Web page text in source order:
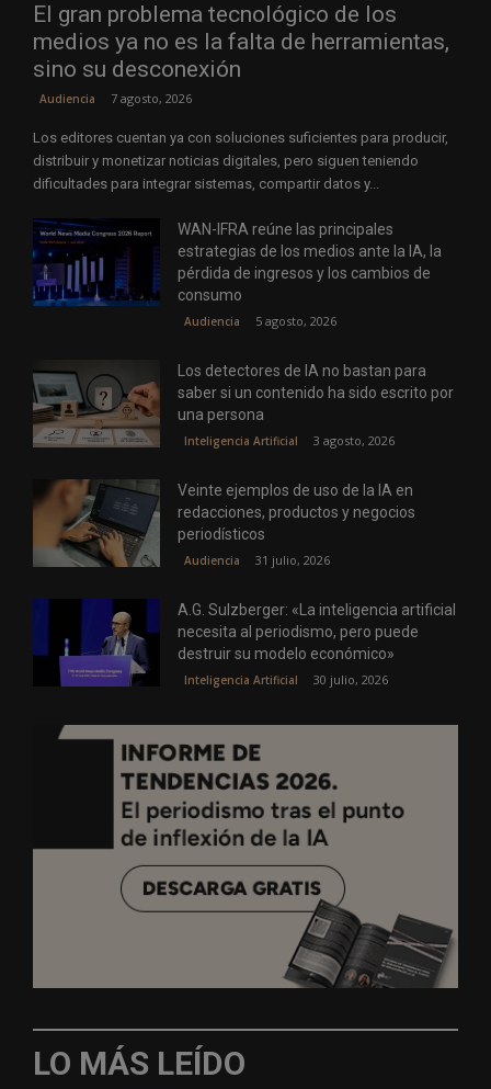
El gran problema tecnológico de los
medios ya no es la falta de herramientas,
sino su desconexión
Audiencia 7 agosto, 2026
Los editores cuentan ya con soluciones suficientes para producir,
distribuir y monetizar noticias digitales, pero siguen teniendo
dificultades para integrar sistemas, compartir datos y...
WAN-IFRA reúne las principales
estrategias de los medios ante la IA, la
pérdida de ingresos y los cambios de
consumo
Audiencia 5 agosto, 2026
Los detectores de IA no bastan para
saber si un contenido ha sido escrito por
una persona
Inteligencia Artificial 3 agosto, 2026
Veinte ejemplos de uso de la IA en
redacciones, productos y negocios
periodísticos
Audiencia 31 julio, 2026
A.G. Sulzberger: «La inteligencia artificial
necesita al periodismo, pero puede
destruir su modelo económico»
Inteligencia Artificial 30 julio, 2026
LO MÁS LEÍDO